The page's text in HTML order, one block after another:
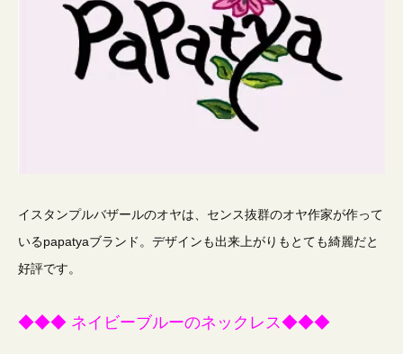
イスタンプルバザールのオヤは、センス抜群のオヤ作家が作って
いるpapatyaブランド。デザインも出来上がりもとても綺麗だと
好評です。
◆◆◆ ネイビーブルーのネックレス◆◆◆